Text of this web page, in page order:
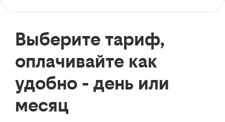
Выберите тариф,
оплачивайте как
удобно - день или
месяц